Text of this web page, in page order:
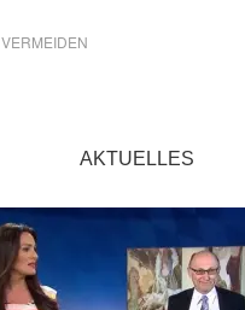
VERMEIDEN
AKTUELLES